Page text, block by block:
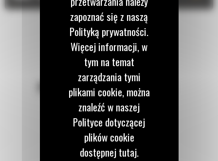
POZOSTAŃMY W KONTAKCIE
Zadzwoń do nas
zapoznać się z naszą
Polityką prywatności.
Więcej informacji, w
tym na temat
zarządzania tymi
plikami cookie, można
znaleźć w naszej
Polityce dotyczącej
plików cookie
dostępnej tutaj.